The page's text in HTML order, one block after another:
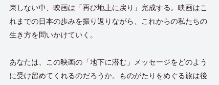
束しない中、映画は「再び地上に戻り」完成する。映画はこ
れまでの日本の歩みを振り返りながら、これからの私たちの
生き方を問いかけていく。
あなたは、この映画の「地下に潜む」メッセージをどのよう
に受け留めてくれるのだろうか。ものがたりをめぐる旅は後